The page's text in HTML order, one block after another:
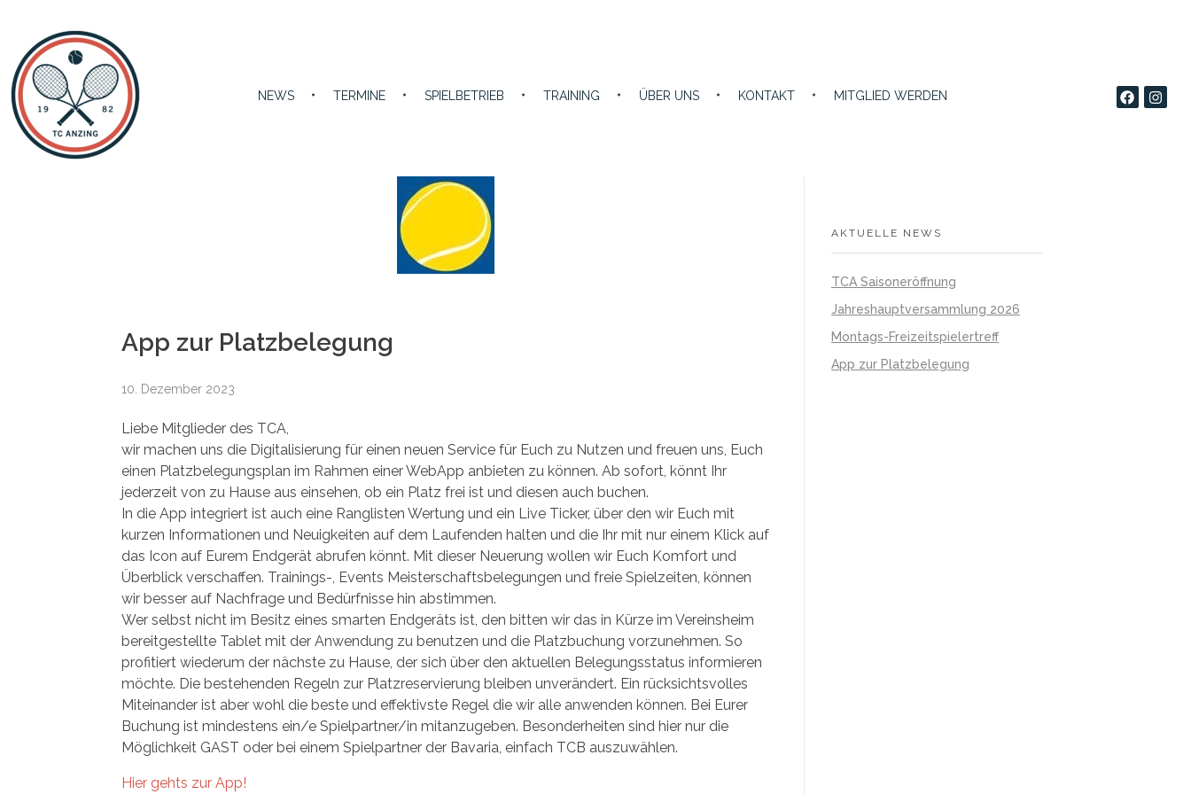
NEWS TERMINE SPIELBETRIEB TRAINING ÜBER UNS KONTAKT MITGLIED WERDEN
App zur Platzbelegung
10. Dezember 2023
Liebe Mitglieder des TCA,
wir machen uns die Digitalisierung für einen neuen Service für Euch zu Nutzen und freuen uns, Euch
einen Platzbelegungsplan im Rahmen einer WebApp anbieten zu können. Ab sofort, könnt Ihr
jederzeit von zu Hause aus einsehen, ob ein Platz frei ist und diesen auch buchen.
In die App integriert ist auch eine Ranglisten Wertung und ein Live Ticker, über den wir Euch mit
kurzen Informationen und Neuigkeiten auf dem Laufenden halten und die Ihr mit nur einem Klick auf
das Icon auf Eurem Endgerät abrufen könnt. Mit dieser Neuerung wollen wir Euch Komfort und
Überblick verschaffen. Trainings-, Events Meisterschaftsbelegungen und freie Spielzeiten, können
wir besser auf Nachfrage und Bedürfnisse hin abstimmen.
Wer selbst nicht im Besitz eines smarten Endgeräts ist, den bitten wir das in Kürze im Vereinsheim
bereitgestellte Tablet mit der Anwendung zu benutzen und die Platzbuchung vorzunehmen. So
profitiert wiederum der nächste zu Hause, der sich über den aktuellen Belegungsstatus informieren
möchte. Die bestehenden Regeln zur Platzreservierung bleiben unverändert. Ein rücksichtsvolles
Miteinander ist aber wohl die beste und effektivste Regel die wir alle anwenden können. Bei Eurer
Buchung ist mindestens ein/e Spielpartner/in mitanzugeben. Besonderheiten sind hier nur die
Möglichkeit GAST oder bei einem Spielpartner der Bavaria, einfach TCB auszuwählen.
Hier gehts zur App!
AKTUELLE NEWS
TCA Saisoneröffnung
Jahreshauptversammlung 2026
Montags-Freizeitspielertreff
App zur Platzbelegung